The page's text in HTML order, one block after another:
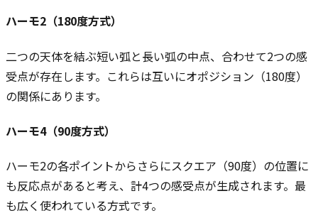
ハーモ2（180度方式）
二つの天体を結ぶ短い弧と長い弧の中点、合わせて2つの感
受点が存在します。これらは互いにオポジション（180度）
の関係にあります。
ハーモ4（90度方式）
ハーモ2の各ポイントからさらにスクエア（90度）の位置に
も反応点があると考え、計4つの感受点が生成されます。最
も広く使われている方式です。